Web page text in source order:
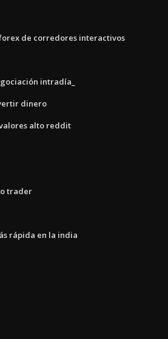
de corredores interactivos
intradía_
dinero
alto reddit
trader
rápida en la india